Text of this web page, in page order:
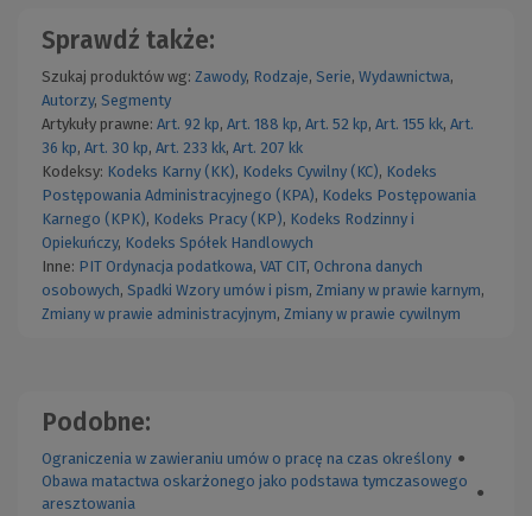
Sprawdź także:
Szukaj produktów wg: Zawody, Rodzaje, Serie, Wydawnictwa,
Autorzy, Segmenty
Artykuły prawne: Art. 92 kp, Art. 188 kp, Art. 52 kp, Art. 155 kk, Art.
36 kp, Art. 30 kp, Art. 233 kk, Art. 207 kk
Kodeksy: Kodeks Karny (KK), Kodeks Cywilny (KC), Kodeks
Postępowania Administracyjnego (KPA), Kodeks Postępowania
Karnego (KPK), Kodeks Pracy (KP), Kodeks Rodzinny i
Opiekuńczy, Kodeks Spółek Handlowych
Inne: PIT Ordynacja podatkowa, VAT CIT, Ochrona danych
osobowych, Spadki Wzory umów i pism, Zmiany w prawie karnym,
Zmiany w prawie administracyjnym, Zmiany w prawie cywilnym
Podobne:
Ograniczenia w zawieraniu umów o pracę na czas określony ●
Obawa matactwa oskarżonego jako podstawa tymczasowego
aresztowania
●